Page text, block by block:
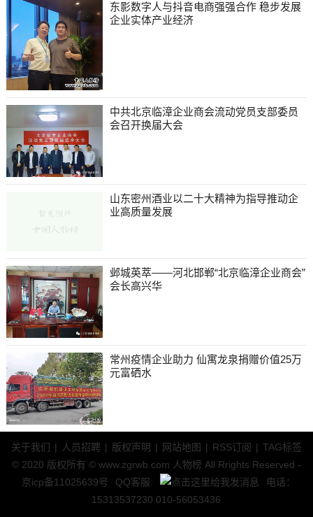
东影数字人与抖音电商强强合作 稳步发展
企业实体产业经济
中共北京临漳企业商会流动党员支部委员
会召开换届大会
山东密州酒业以二十大精神为指导推动企
业高质量发展
邺城英萃——河北邯郸“北京临漳企业商会”
会长高兴华
常州疫情企业助力 仙寓龙泉捐赠价值25万
元富硒水
关于我们 | 人员招聘 | 版权声明 | 网站地图 | RSS订阅 | TAG标签
© 2020 版权所有 © www.zgrwb.com 人物榜 All Rrights Reserved -
京icp备11025639号
QQ客服:
电话：
15313537230 010-56053436